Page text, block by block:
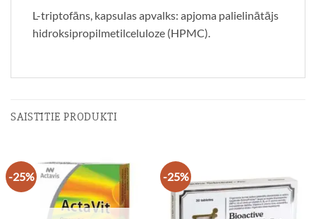
L-triptofāns, kapsulas apvalks: apjoma palielinātājs
hidroksipropilmetilceluloze (HPMC).
SAISTĪTIE PRODUKTI
-25% -25%